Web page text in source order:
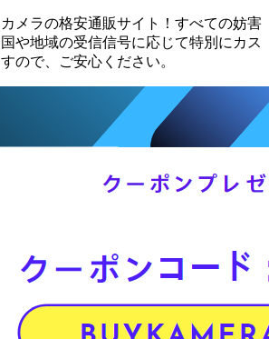
メラの格安通販サイト！すべての妨害
や地域の受信信号に応じて特別にカス
ので、ご安心ください。